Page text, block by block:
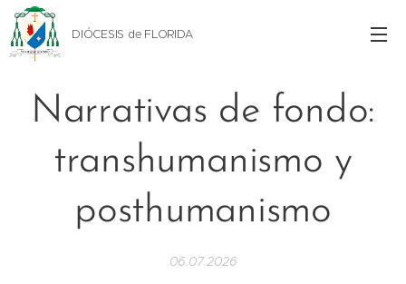
DIÓCESIS de FLORIDA
Narrativas de fondo:
transhumanismo y
posthumanismo
06.07.2026